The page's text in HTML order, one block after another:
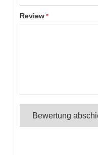
Review
Bewertung